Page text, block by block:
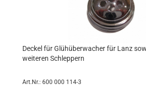
Deckel für Glühüberwacher für Lanz
weiteren Schleppern
Art.Nr.: 600 000 114-3